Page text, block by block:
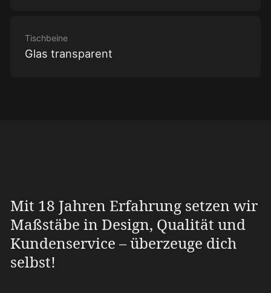
Tischbeine
Glas transparent
Mit 18 Jahren Erfahrung setzen wir
Maßstäbe in Design, Qualität und
Kundenservice – überzeuge dich
selbst!